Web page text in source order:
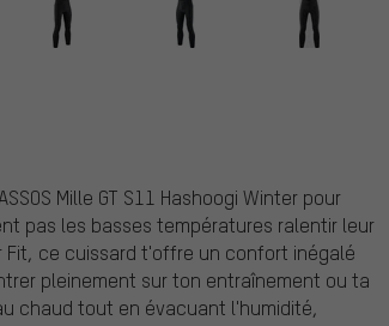
Mille GT S11 Hashoogi Winter pour
pas les basses températures ralentir leur
Fit, ce cuissard t'offre un confort inégalé
pleinement sur ton entraînement ou ta
chaud tout en évacuant l'humidité,